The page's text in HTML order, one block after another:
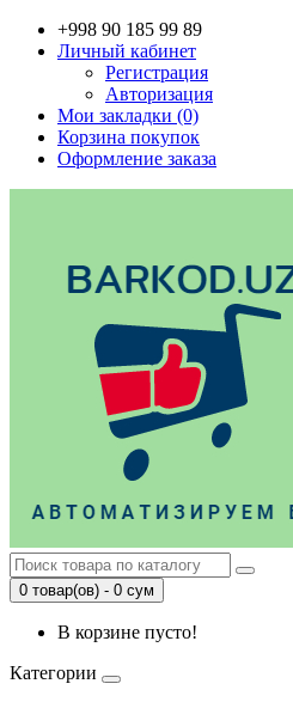
+998 90 185 99 89
Личный кабинет
Регистрация
Авторизация
Мои закладки (0)
Корзина покупок
Оформление заказа
0 товар(ов) - 0 сум
В корзине пусто!
Категории